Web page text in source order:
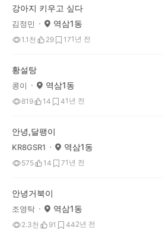
강아지 키우고 싶다
김정민 역삼1동
1.1천 29 171년 전
황설탕
콩이 역삼1동
819 14 41년 전
안녕,달팽이
KR8GSR1 역삼1동
575 14 71년 전
안녕거북이
조영탁 역삼1동
2.3천 91 442년 전